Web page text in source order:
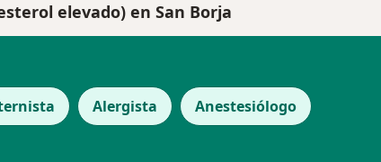
elevado) en San Borja
Alergista Anestesiólogo